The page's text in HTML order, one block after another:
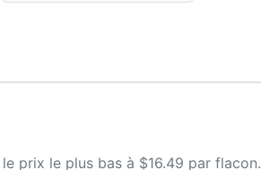
prix le plus bas à $16.49 par flacon.